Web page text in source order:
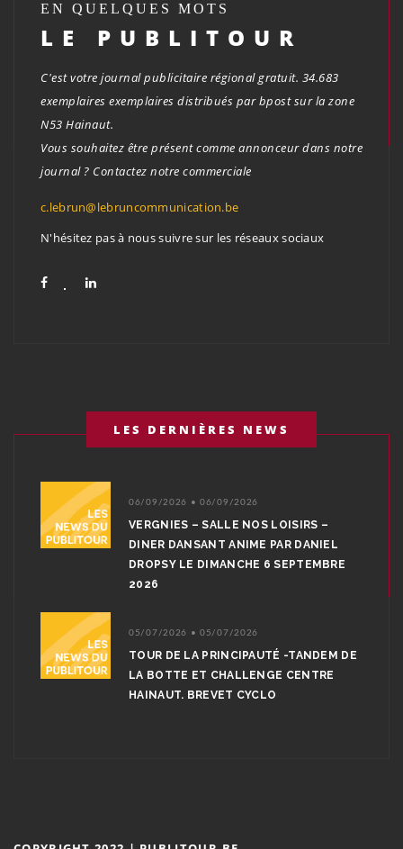
EN QUELQUES MOTS
LE PUBLITOUR
C'est votre journal publicitaire régional gratuit. 34.683
exemplaires exemplaires distribués par bpost sur la zone
N53 Hainaut.
Vous souhaitez être présent comme annonceur dans notre
journal ? Contactez notre commerciale
c.lebrun@lebruncommunication.be
N'hésitez pas à nous suivre sur les réseaux sociaux
LES DERNIÈRES NEWS
06/09/2026 • 06/09/2026
VERGNIES – SALLE NOS LOISIRS –
DINER DANSANT ANIME PAR DANIEL
DROPSY LE DIMANCHE 6 SEPTEMBRE
2026
05/07/2026 • 05/07/2026
TOUR DE LA PRINCIPAUTÉ -TANDEM DE
LA BOTTE ET CHALLENGE CENTRE
HAINAUT. BREVET CYCLO